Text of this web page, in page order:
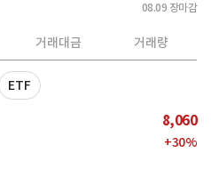
08.09 장마감
거래대금 거래량
ETF
8,060
+30%